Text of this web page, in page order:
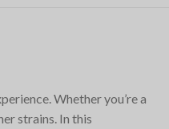
Whether you’re a
strains. In this